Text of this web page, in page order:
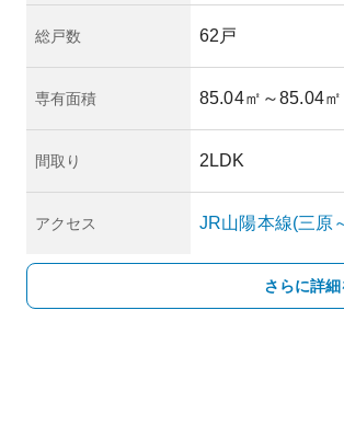
総戸数 62戸
専有面積 85.04㎡ ～85.04㎡
間取り 2LDK
アクセス JR山陽本線(三原
さらに詳